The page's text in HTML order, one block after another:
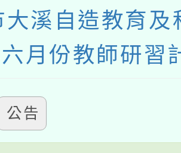
大溪自造教育及
月份教師研習
公告